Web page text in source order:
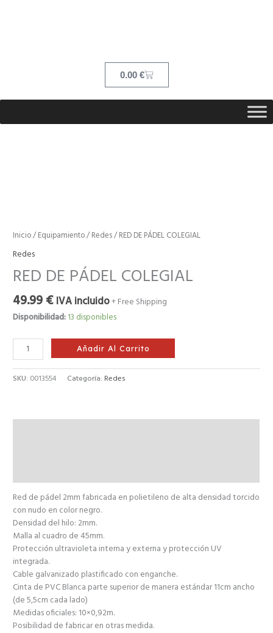
0.00 €Cart
Inicio/Equipamiento/Redes/ RED DE PÁDEL COLEGIAL
Redes
RED DE PÁDEL COLEGIAL
49.99€ IVA incluido+ Free Shipping
Disponibilidad:13 disponibles
Añadir Al Carrito
SKU: 0013554 Categoría: Redes
Red de pádel 2mm fabricada en polietileno de alta densidad torcido
con nudo en color negro.
Densidad del hilo: 2mm.
Malla al cuadro de 45mm.
Protección ultravioleta interna y externa y protección UV
integrada.
Cable galvanizado plastificado con enganche.
Cinta de PVC Blanca parte superior de manera estándar 11cm ancho
(de 5,5cm cada lado)
Medidas oficiales: 10×0,92m.
Posibilidad de fabricar en otras medida.